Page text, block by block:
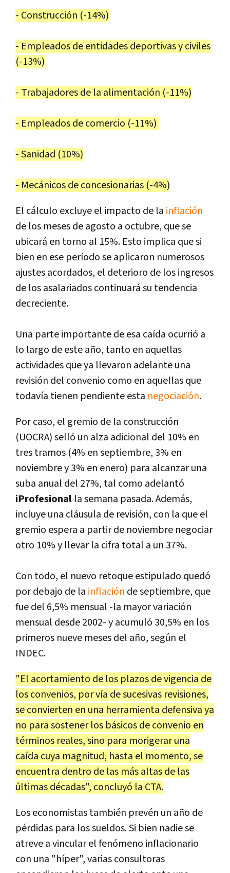
- Construcción (-14%)
- Empleados de entidades deportivas y civiles
(-13%)
- Trabajadores de la alimentación (-11%)
- Empleados de comercio (-11%)
- Sanidad (10%)
- Mecánicos de concesionarias (-4%)
El cálculo excluye el impacto de la inflación
de los meses de agosto a octubre, que se
ubicará en torno al 15%. Esto implica que si
bien en ese período se aplicaron numerosos
ajustes acordados, el deterioro de los ingresos
de los asalariados continuará su tendencia
decreciente.
Una parte importante de esa caída ocurrió a
lo largo de este año, tanto en aquellas
actividades que ya llevaron adelante una
revisión del convenio como en aquellas que
todavía tienen pendiente esta negociación.
Por caso, el gremio de la construcción
(UOCRA) selló un alza adicional del 10% en
tres tramos (4% en septiembre, 3% en
noviembre y 3% en enero) para alcanzar una
suba anual del 27%, tal como adelantó
iProfesional la semana pasada. Además,
incluye una cláusula de revisión, con la que el
gremio espera a partir de noviembre negociar
otro 10% y llevar la cifra total a un 37%.
Con todo, el nuevo retoque estipulado quedó
por debajo de la inflación de septiembre, que
fue del 6,5% mensual -la mayor variación
mensual desde 2002- y acumuló 30,5% en los
primeros nueve meses del año, según el
INDEC.
"El acortamiento de los plazos de vigencia de
los convenios, por vía de sucesivas revisiones,
se convierten en una herramienta defensiva ya
no para sostener los básicos de convenio en
términos reales, sino para morigerar una
caída cuya magnitud, hasta el momento, se
encuentra dentro de las más altas de las
últimas décadas", concluyó la CTA.
Los economistas también prevén un año de
pérdidas para los sueldos. Si bien nadie se
atreve a vincular el fenómeno inflacionario
con una "híper", varias consultoras